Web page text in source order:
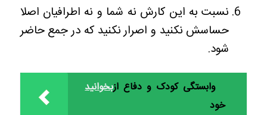
نسبت به این کارش نه شما و نه اطرافیان اصلا
حساسش نکنید و اصرار نکنید که در جمع حاضر
شود.
بخوانیدوابستگی کودک و دفاع از
خود